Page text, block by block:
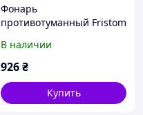
Фонарь
противотуманный Fristom
123 LED
В наличии
926₴
Купить